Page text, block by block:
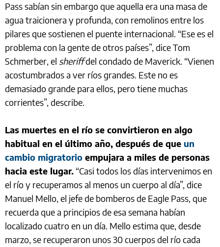
Pass sabían sin embargo que aquella era una masa de
agua traicionera y profunda, con remolinos entre los
pilares que sostienen el puente internacional. “Ese es el
problema con la gente de otros países”, dice Tom
Schmerber, el sheriffdel condado de Maverick. “Vienen
acostumbrados a ver ríos grandes. Este no es
demasiado grande para ellos, pero tiene muchas
corrientes”, describe.
Las muertes en el río se convirtieron en algo
habitual en el último año, después de que un
cambio migratorio empujara a miles de personas
hacia este lugar. “Casi todos los días intervenimos en
el río y recuperamos al menos un cuerpo al día”, dice
Manuel Mello, el jefe de bomberos de Eagle Pass, que
recuerda que a principios de esa semana habían
localizado cuatro en un día. Mello estima que, desde
marzo, se recuperaron unos 30 cuerpos del río cada